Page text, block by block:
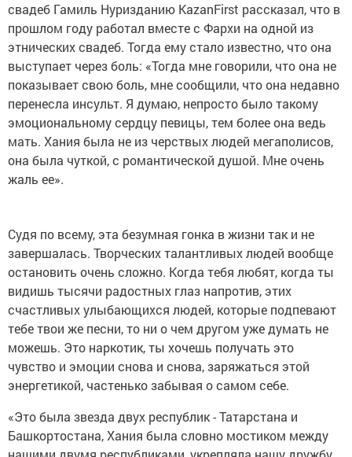
свадеб Гамиль Нуризданию KazanFirst рассказал, что в
прошлом году работал вместе с Фархи на одной из
этнических свадеб. Тогда ему стало известно, что она
выступает через боль: «Тогда мне говорили, что она не
показывает свою боль, мне сообщили, что она недавно
перенесла инсульт. Я думаю, непросто было такому
эмоциональному сердцу певицы, тем более она ведь
мать. Хания была не из черствых людей мегаполисов,
она была чуткой, с романтической душой. Мне очень
жаль ее».
Судя по всему, эта безумная гонка в жизни так и не
завершалась. Творческих талантливых людей вообще
остановить очень сложно. Когда тебя любят, когда ты
видишь тысячи радостных глаз напротив, этих
счастливых улыбающихся людей, которые подпевают
тебе твои же песни, то ни о чем другом уже думать не
можешь. Это наркотик, ты хочешь получать это
чувство и эмоции снова и снова, заряжаться этой
энергетикой, частенько забывая о самом себе.
«Это была звезда двух республик - Татарстана и
Башкортостана, Хания была словно мостиком между